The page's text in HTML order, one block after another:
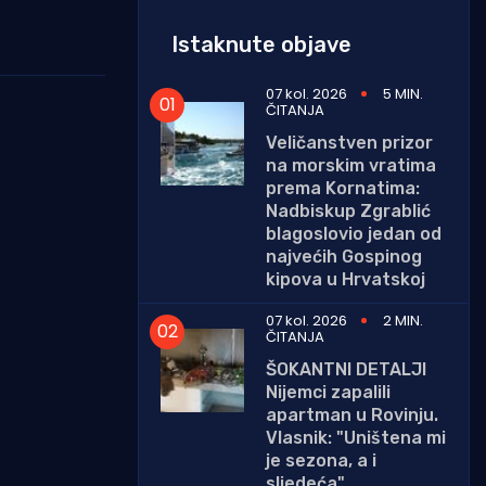
Istaknute objave
07 kol. 2026 5 MIN.
ČITANJA
Veličanstven prizor
na morskim vratima
prema Kornatima:
Nadbiskup Zgrablić
blagoslovio jedan od
najvećih Gospinog
kipova u Hrvatskoj
07 kol. 2026
2 MIN.
ČITANJA
ŠOKANTNI DETALJI
Nijemci zapalili
apartman u Rovinju.
Vlasnik: "Uništena mi
je sezona, a i